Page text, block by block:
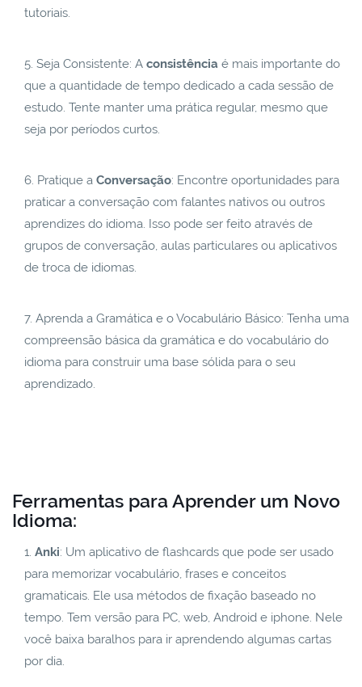
tutoriais.
Seja Consistente: A consistência é mais importante do
que a quantidade de tempo dedicado a cada sessão de
estudo. Tente manter uma prática regular, mesmo que
seja por períodos curtos.
Pratique a Conversação: Encontre oportunidades para
praticar a conversação com falantes nativos ou outros
aprendizes do idioma. Isso pode ser feito através de
grupos de conversação, aulas particulares ou aplicativos
de troca de idiomas.
Aprenda a Gramática e o Vocabulário Básico: Tenha uma
compreensão básica da gramática e do vocabulário do
idioma para construir uma base sólida para o seu
aprendizado.
Ferramentas para Aprender um Novo
Idioma:
Anki: Um aplicativo de flashcards que pode ser usado
para memorizar vocabulário, frases e conceitos
gramaticais. Ele usa métodos de fixação baseado no
tempo. Tem versão para PC, web, Android e iphone. Nele
você baixa baralhos para ir aprendendo algumas cartas
por dia.